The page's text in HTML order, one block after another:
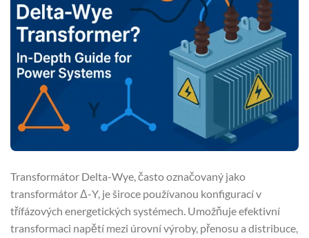
Transformátor Delta-Wye, často označovaný jako
transformátor Δ-Y, je široce používanou konfigurací v
třífázových energetických systémech. Umožňuje efektivní
transformaci napětí mezi úrovní výroby, přenosu a distribuce,